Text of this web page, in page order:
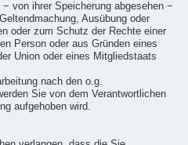
von ihrer Speicherung abgesehen −
Ausübung oder
oder zum Schutz der Rechte einer
Person oder aus Gründen eines
Union oder eines Mitgliedstaats
nach den o.g.
Sie von dem Verantwortlichen
aufgehoben wird.